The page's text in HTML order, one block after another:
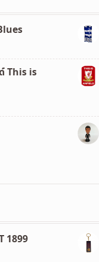
This is
1899